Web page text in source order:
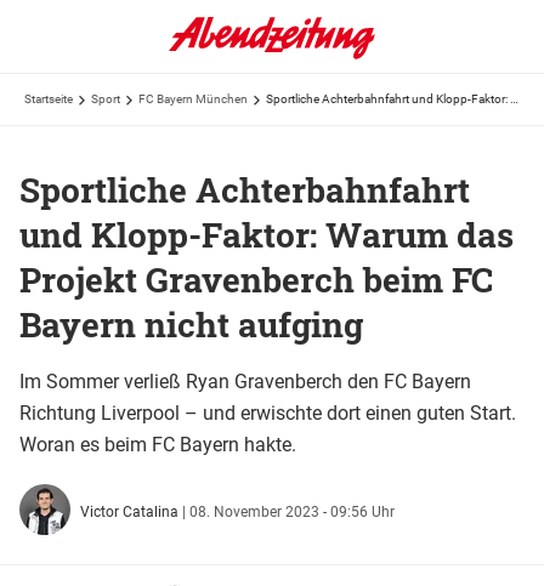
Startseite Sport FC Bayern München
Sportliche Achterbahnfahrt
und Klopp-Faktor: Warum das
Projekt Gravenberch beim FC
Bayern nicht aufging
Im Sommer verließ Ryan Gravenberch den FC Bayern
Richtung Liverpool – und erwischte dort einen guten Start.
Woran es beim FC Bayern hakte.
Victor Catalina | 08. November 2023 - 09:56 Uhr